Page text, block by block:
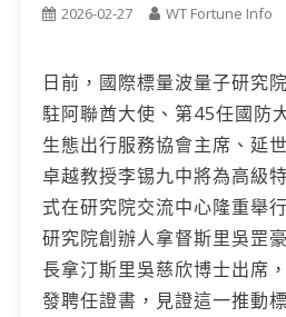
2026-02-27 WT Fortune Info
日前，國際標量波量子研究
駐阿聯酋大使、第45任國防
生態出行服務協會主席、延
卓越教授李锡九中將為高級
式在研究院交流中心隆重舉
研究院創辦人拿督斯里吳罡
長拿汀斯里吳慈欣博士出席
發聘任證書，見證這一推動